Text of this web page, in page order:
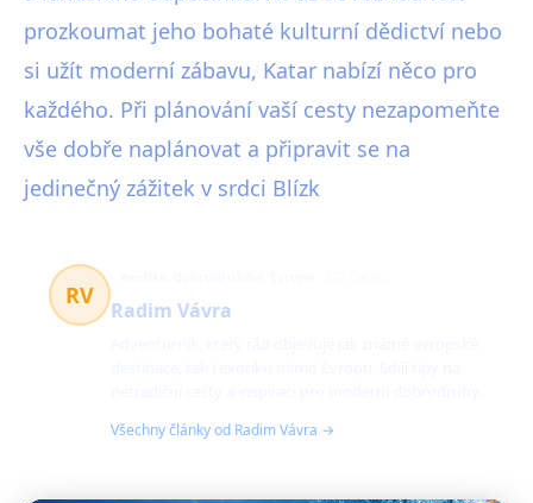
prozkoumat jeho bohaté kulturní dědictví nebo
si užít moderní zábavu, Katar nabízí něco pro
každého. Při plánování vaší cesty nezapomeňte
vše dobře naplánovat a připravit se na
jedinečný zážitek v srdci Blízk
RV
Radim Vávra
Všechny články od Radim Vávra →